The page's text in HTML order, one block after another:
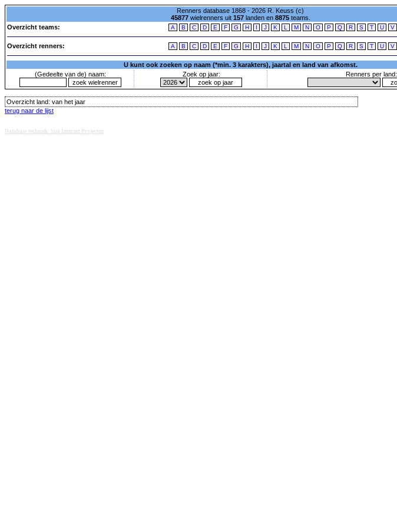
Renners database 1868 - 2026 R. Keuss (c)
45877wielrenners uit 157landen en 8875teams.
Overzicht teams:
A B C D E F G H I J K L M N O P Q R S T U V
Overzicht renners: A B C D E F G H I J K L M N O P Q R S T U V
U kunt ook zoeken op naam (*min. 3 karakters), jaartal en land van afkomst.
(Gedeelte van de) naam:
Zoek op jaar: Renners per land:
Overzicht land: van het jaar
terug naar de lijst
Database techniek: Sini Internet Projecten